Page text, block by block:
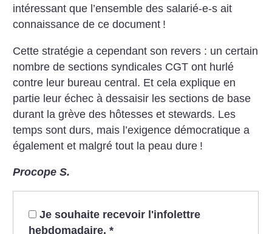
intéressant que l’ensemble des salarié-e-s ait
connaissance de ce document !
Cette stratégie a cependant son revers : un certain
nombre de sections syndicales CGT ont hurlé
contre leur bureau central. Et cela explique en
partie leur échec à dessaisir les sections de base
durant la grève des hôtesses et stewards. Les
temps sont durs, mais l’exigence démocratique a
également et malgré tout la peau dure !
Procope S.
Je souhaite recevoir l'infolettre
hebdomadaire. *